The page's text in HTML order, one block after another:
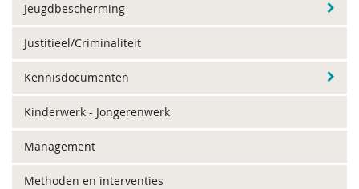
Jeugdbescherming
Justitieel/Criminaliteit
Kennisdocumenten
Kinderwerk - Jongerenwerk
Management
Methoden en interventies